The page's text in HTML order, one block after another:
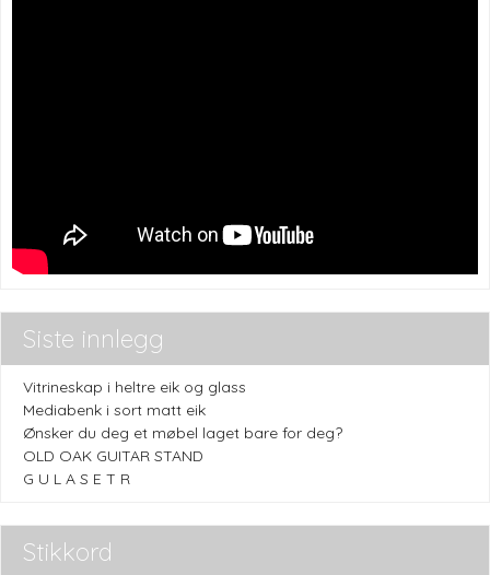
Siste innlegg
Vitrineskap i heltre eik og glass
Mediabenk i sort matt eik
Ønsker du deg et møbel laget bare for deg?
OLD OAK GUITAR STAND
G U L A S E T R
Stikkord